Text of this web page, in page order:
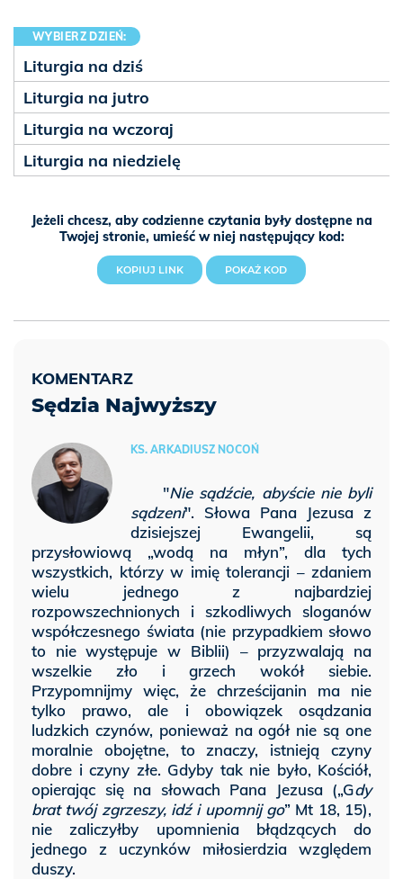
Jeżeli chcesz, aby codzienne czytania były dostępne na
Twojej stronie, umieść w niej następujący kod:
KOPIUJ LINK POKAŻ KOD
WYBIERZ DZIEŃ:
Liturgia na dziś
Liturgia na jutro
Liturgia na wczoraj
Liturgia na niedzielę
Sędzia Najwyższy
KS. ARKADIUSZ NOCOŃ
"Nie sądźcie, abyście nie byli
sądzeni". Słowa Pana Jezusa z
dzisiejszej Ewangelii, są
przysłowiową „wodą na młyn”, dla tych
wszystkich, którzy w imię tolerancji – zdaniem
wielu jednego z najbardziej
rozpowszechnionych i szkodliwych sloganów
współczesnego świata (nie przypadkiem słowo
to nie występuje w Biblii) – przyzwalają na
wszelkie zło i grzech wokół siebie.
Przypomnijmy więc, że chrześcijanin ma nie
tylko prawo, ale i obowiązek osądzania
ludzkich czynów, ponieważ na ogół nie są one
moralnie obojętne, to znaczy, istnieją czyny
dobre i czyny złe. Gdyby tak nie było, Kościół,
opierając się na słowach Pana Jezusa („Gdy
brat twój zgrzeszy, idź i upomnij go” Mt 18, 15),
nie zaliczyłby upomnienia błądzących do
jednego z uczynków miłosierdzia względem
duszy.